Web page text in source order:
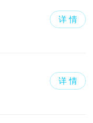
详 情
详 情